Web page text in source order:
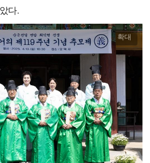
다.
확대